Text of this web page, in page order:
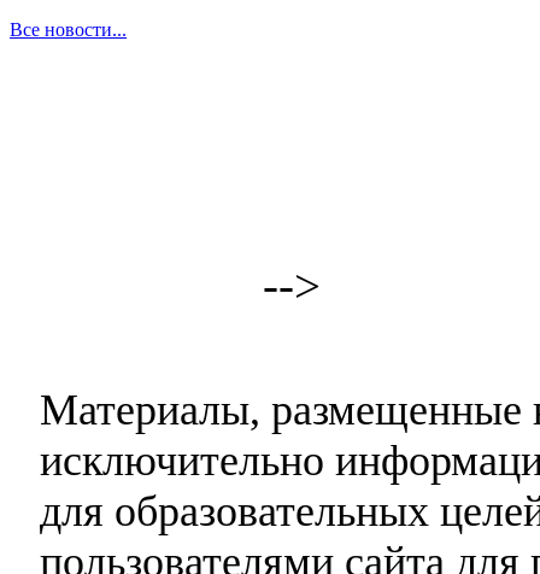
Все новости...
-->
Материалы, размещенные
исключительно
для образовательных
пользователями сайта